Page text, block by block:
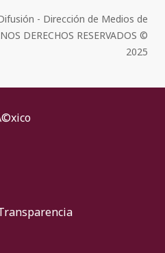
- Dirección de Medios de
DERECHOS RESERVADOS ©
2025